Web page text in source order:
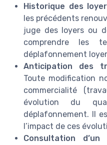
Historique des
les précédents
juge des loyers ou
comprendre les
déplafonnement
Anticipation des
Toute modification
commercialité
évolution du
déplafonnement. Il
l’impact de ces
Consultation